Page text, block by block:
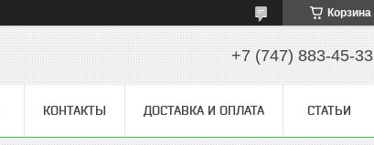
Корзина
+7 (747) 883-45-33
КОНТАКТЫ ДОСТАВКА И ОПЛАТА СТАТЬИ